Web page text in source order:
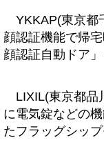
YKKAP(東京都
顔認証機能で帰
顔認証自動ドア」
LIXIL(東京都品
に電気錠などの
たフラッグシッ